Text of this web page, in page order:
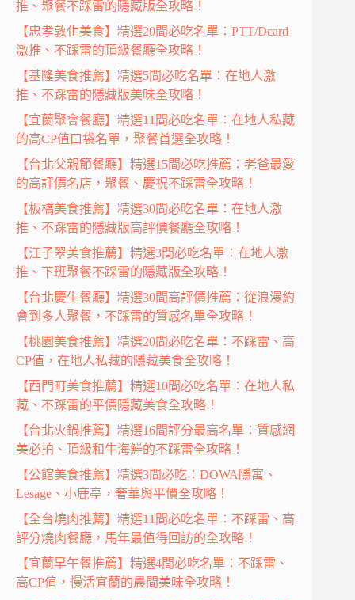
推、聚餐不踩雷的隱藏版全攻略！
【忠孝敦化美食】精選20間必吃名單：PTT/Dcard
激推、不踩雷的頂級餐廳全攻略！
【基隆美食推薦】精選5間必吃名單：在地人激
推、不踩雷的隱藏版美味全攻略！
【宜蘭聚會餐廳】精選11間必吃名單：在地人私藏
的高CP值口袋名單，聚餐首選全攻略！
【台北父親節餐廳】精選15間必吃推薦：老爸最愛
的高評價名店，聚餐、慶祝不踩雷全攻略！
【板橋美食推薦】精選30間必吃名單：在地人激
推、不踩雷的隱藏版高評價餐廳全攻略！
【江子翠美食推薦】精選3間必吃名單：在地人激
推、下班聚餐不踩雷的隱藏版全攻略！
【台北慶生餐廳】精選30間高評價推薦：從浪漫約
會到多人聚餐，不踩雷的質感名單全攻略！
【桃園美食推薦】精選20間必吃名單：不踩雷、高
CP值，在地人私藏的隱藏美食全攻略！
【西門町美食推薦】精選10間必吃名單：在地人私
藏、不踩雷的平價隱藏美食全攻略！
【台北火鍋推薦】精選16間評分最高名單：質感網
美必拍、頂級和牛海鮮的不踩雷全攻略！
【公館美食推薦】精選3間必吃：DOWA隱寓、
Lesage、小鹿亭，奢華與平價全攻略！
【全台燒肉推薦】精選11間必吃名單：不踩雷、高
評分燒肉餐廳，馬年最值得回訪的全攻略！
【宜蘭早午餐推薦】精選4間必吃名單：不踩雷、
高CP值，慢活宜蘭的晨間美味全攻略！